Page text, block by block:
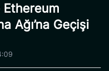
Ağı’na Geçişi